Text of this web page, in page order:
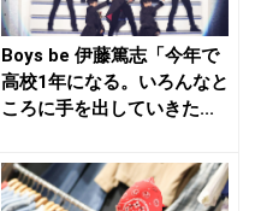
Boys be 伊藤篤志「今年で
高校1年になる。いろんなと
ころに手を出していきた...